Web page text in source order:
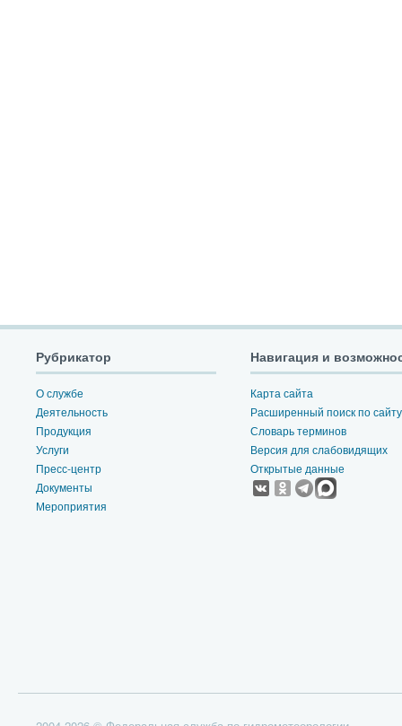
Рубрикатор
О службе
Деятельность
Продукция
Услуги
Пресс-центр
Документы
Мероприятия
Навигация и
Карта сайта
Расширенный поиск по сайту
Словарь терминов
Версия для слабовидящих
Открытые данные